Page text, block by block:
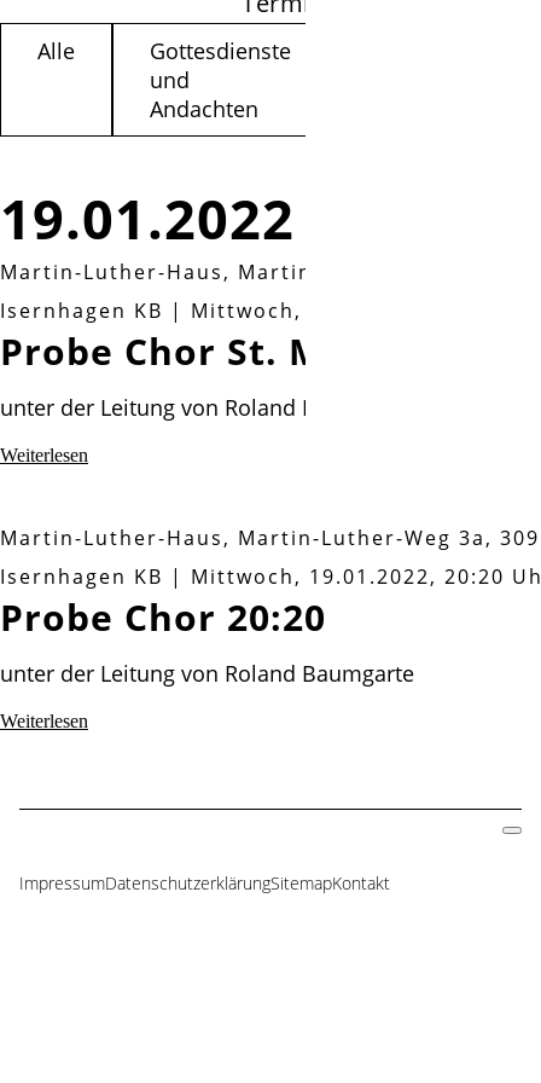
19.01.2022
Alle
Gottesdienste
und
Andachten
Martin-Luther-Haus, Martin-Luther-Weg 3a,
Isernhagen KB | Mittwoch, 19.01.2022, 19:00
Probe Chor St. Marien
unter der Leitung von Roland Baumgarte
Weiterlesen
Marien
Classic
Martin-Luther-Haus, Martin-Luther-Weg 3a,
Isernhagen KB | Mittwoch, 19.01.2022, 20:20
Probe Chor 20:20
unter der Leitung von Roland Baumgarte
Weiterlesen
Navigation
ImpressumDatenschutzerklärungSitemapKontakt